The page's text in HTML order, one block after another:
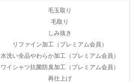
毛玉取り
毛取り
しみ抜き
リファイン加工（プレミアム会員）
水洗い全品やわらか加工（プレミアム会員）
ワイシャツ抗菌防臭加工（プレミアム会員）
再仕上げ